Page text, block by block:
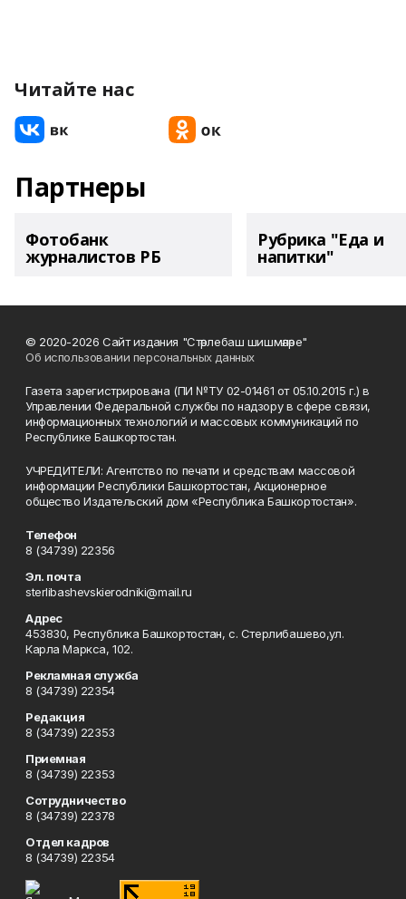
Читайте нас
Партнеры
Фотобанк
журналистов РБ
Рубрика "Еда и
напитки"
© 2020-2026 Сайт издания "Стәрлебаш шишмәләре"
Об использовании персональных данных
Газета зарегистрирована (ПИ №ТУ 02-01461 от 05.10.2015 г.) в
Управлении Федеральной службы по надзору в сфере связи,
информационных технологий и массовых коммуникаций по
Республике Башкортостан.
УЧРЕДИТЕЛИ: Агентство по печати и средствам массовой
информации Республики Башкортостан, Акционерное
общество Издательский дом «Республика Башкортостан».
Телефон
8 (34739) 22356
Эл. почта
sterlibashevskierodniki@mail.ru
Адрес
453830, Республика Башкортостан, c. Стерлибашево,ул.
Карла Маркса, 102.
Рекламная служба
8 (34739) 22354
Редакция
8 (34739) 22353
Приемная
8 (34739) 22353
Сотрудничество
8 (34739) 22378
Отдел кадров
8 (34739) 22354